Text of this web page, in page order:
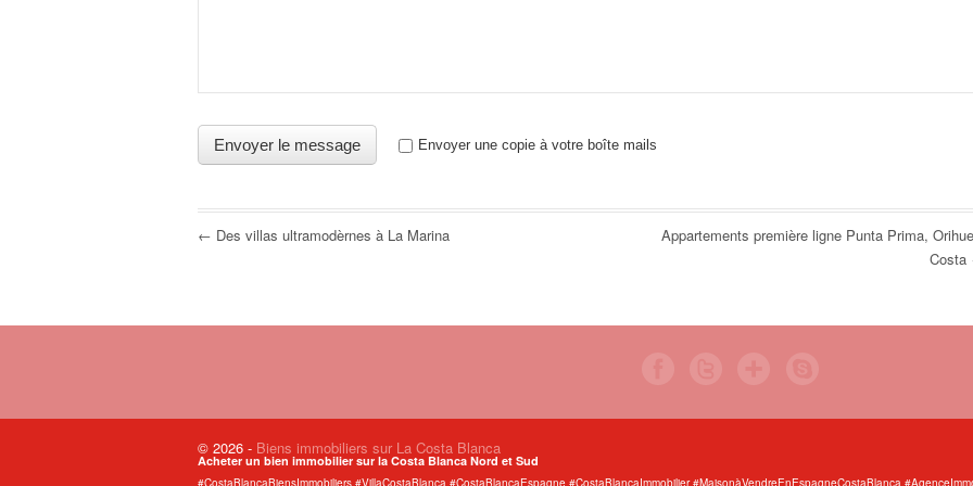
Envoyer une copie à votre boîte mails
← Des villas ultramodèrnes à La Marina
Appartements première ligne Punta Prima,
© 2026 - Biens immobiliers sur La Costa Blanca
Acheter un bien immobilier sur la Costa Blanca Nord et Sud
#CostaBlancaBiensImmobiliers #VillaCostaBlanca #CostaBlancaEspagne #CostaBlancaImmobilier #MaisonàVendreEnEspagneCostaBlanca